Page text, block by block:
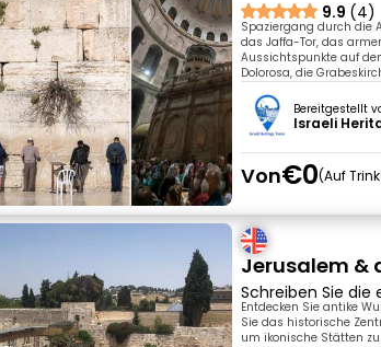
9.9 (4)
Spaziergang durch die
das Jaffa-Tor, das
Aussichtspunkte auf
Dolorosa, die
Bereitgestellt
Israeli
Von€0 Auf
Jerusalem &
Schreiben Sie die
Entdecken Sie antike
Sie das historische
um ikonische Stätten